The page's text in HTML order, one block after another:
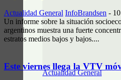
Actualidad General
Actualidad General InfoBrandsen -
Un informe sobre la situación
argentinos muestra una fuerte
estratos medios bajos y bajos....
Este viernes llega la VTV